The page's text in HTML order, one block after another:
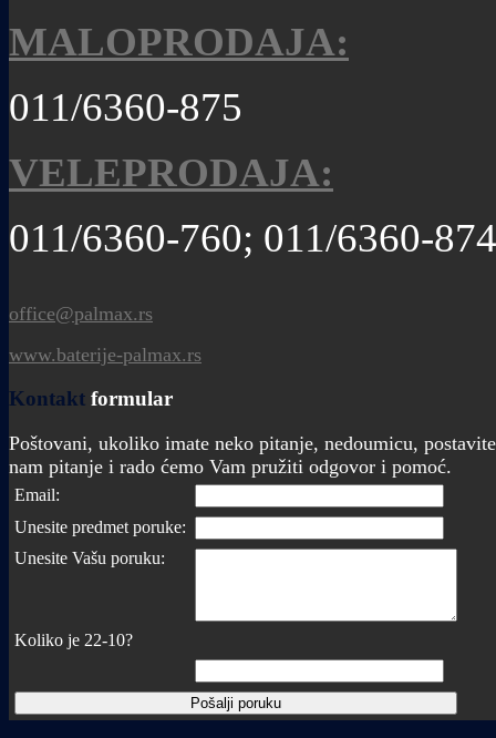
MALOPRODAJA:
011/6360-875
VELEPRODAJA:
011/6360-760; 011/6360-874
office@palmax.rs
www.baterije-palmax.rs
Kontakt formular
Poštovani, ukoliko imate neko pitanje, nedoumicu, postavite
nam pitanje i rado ćemo Vam pružiti odgovor i pomoć.
Email:
Unesite predmet poruke:
Unesite Vašu poruku:
Koliko je 22-10?